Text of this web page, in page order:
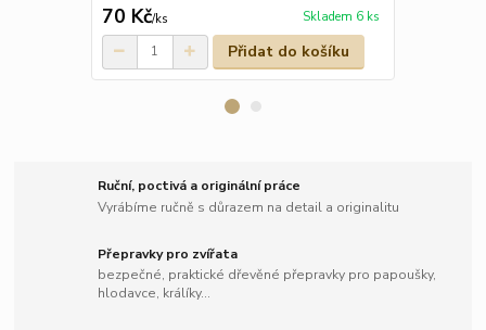
70 Kč/ks Skladem 6 ks
Přidat do košíku
Ruční, poctivá a originální práce
Vyrábíme ručně s důrazem na detail a originalitu
Přepravky pro zvířata
bezpečné, praktické dřevěné přepravky pro papoušky,
hlodavce, králíky...